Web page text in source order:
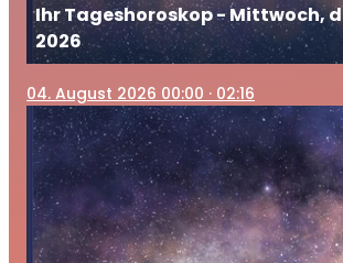
Ihr Tageshoroskop - Mittwoch,
2026
04. August 2026 00:00 · 02:16